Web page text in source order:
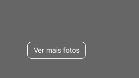
Ver mais fotos